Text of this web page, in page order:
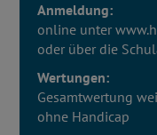
Anmeldung:
online unter
oder über die
Wertungen:
Gesamtwertung
ohne Handicap